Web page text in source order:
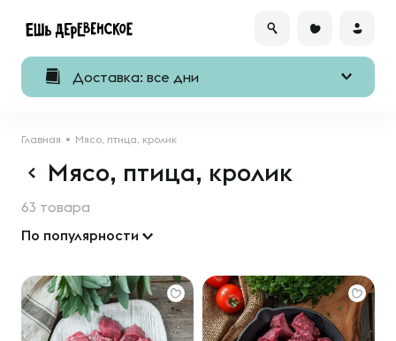
Доставка: все дни
Главная Мясо, птица, кролик
Мясо, птица, кролик
63 товара
По популярности